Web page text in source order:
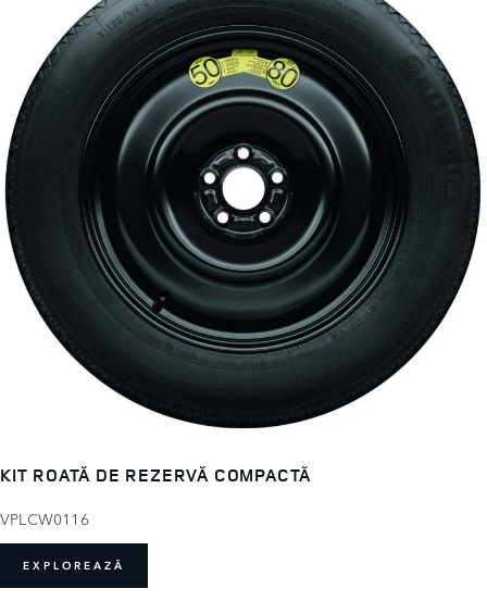
KIT ROATĂ DE REZERVĂ COMPACTĂ
VPLCW0116
EXPLOREAZĂ